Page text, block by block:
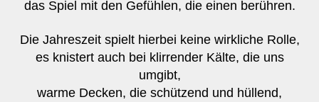
das Spiel mit den Gefühlen, die einen berühren.
Die Jahreszeit spielt hierbei keine wirkliche Rolle,
es knistert auch bei klirrender Kälte, die uns
umgibt,
warme Decken, die schützend und hüllend,